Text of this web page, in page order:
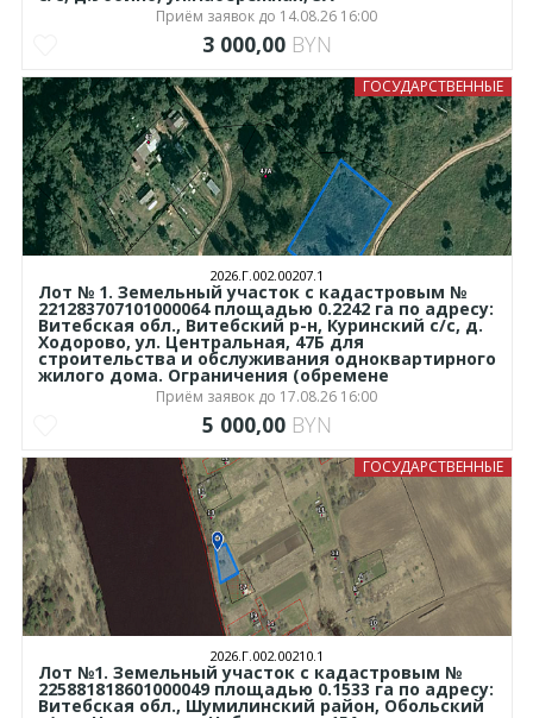
Приём заявок до 14.08.26 16:00
3 000,00 BYN
ГОСУДАРСТВЕННЫЕ
2026.Г.002.00207.1
Лот № 1. Земельный участок с кадастровым №
221283707101000064 площадью 0.2242 га по адресу:
Витебская обл., Витебский р-н, Куринский с/с, д.
Ходорово, ул. Центральная, 47Б для
строительства и обслуживания одноквартирного
жилого дома. Ограничения (обремене
Приём заявок до 17.08.26 16:00
5 000,00 BYN
ГОСУДАРСТВЕННЫЕ
2026.Г.002.00210.1
Лот №1. Земельный участок с кадастровым №
225881818601000049 площадью 0.1533 га по адресу:
Витебская обл., Шумилинский район, Обольский